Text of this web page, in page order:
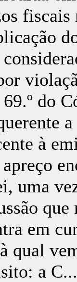
fiscais
do
à
uma
que
em
qual
a